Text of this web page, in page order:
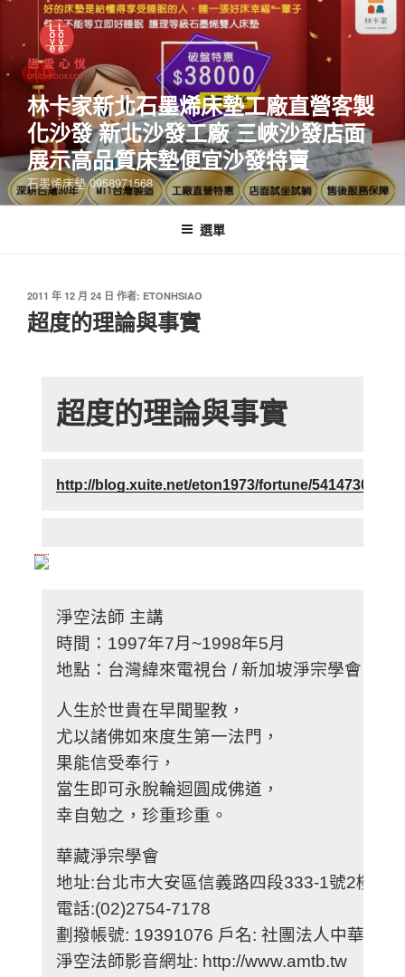
林卡家新北石墨烯床墊工廠直營客製
化沙發 新北沙發工廠 三峽沙發店面
展示高品質床墊便宜沙發特賣
石墨烯床墊 0958971568
選單
2011 年 12 月 24 日 作者: ETONHSIAO
超度的理論與事實
超度的理論與事實
http://blog.xuite.net/eton1973/fortune/54147303
淨空法師 主講
時間：1997年7月~1998年5月
地點：台灣緯來電視台 / 新加坡淨宗學會
人生於世貴在早聞聖教，
尤以諸佛如來度生第一法門，
果能信受奉行，
當生即可永脫輪迴圓成佛道，
幸自勉之，珍重珍重。
華藏淨宗學會
地址:台北市大安區信義路四段333-1號2樓
電話:(02)2754-7178
劃撥帳號: 19391076 戶名: 社團法人中華華藏
淨空法師影音網址: http://www.amtb.tw